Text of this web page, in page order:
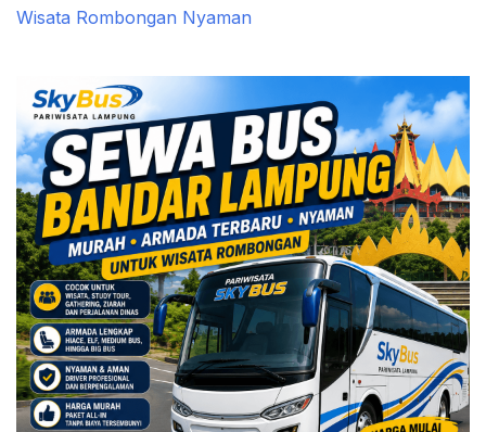
Wisata Rombongan Nyaman